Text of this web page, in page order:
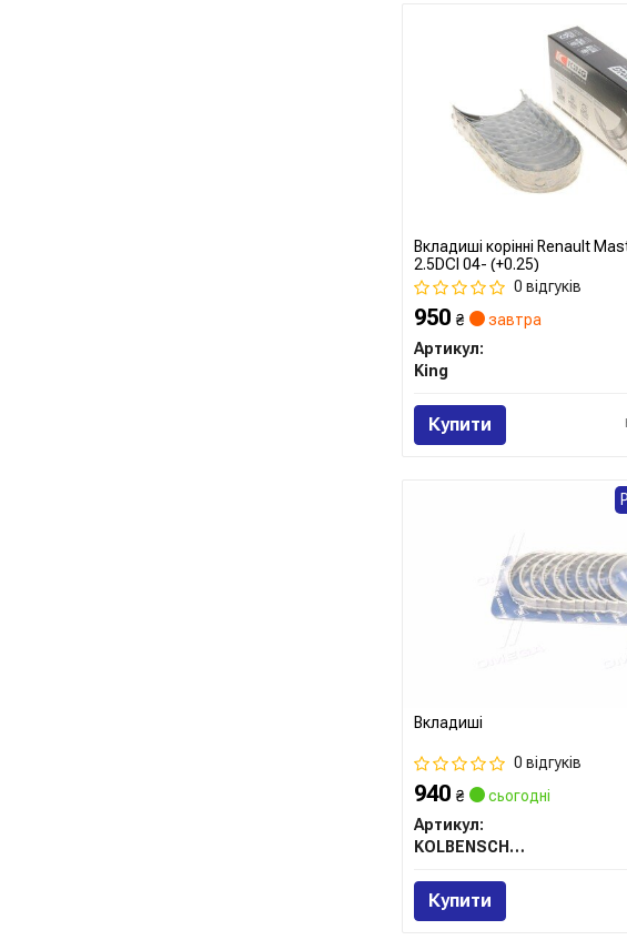
Вкладиші корінні Renault
2.5DCI 04- (+0.25)
0 відгуків
950 ₴
завтра
Артикул:
King
Купити
Вкладиші
0 відгуків
940 ₴
сьогодні
Артикул:
KOLBENSCHMIDT
Купити